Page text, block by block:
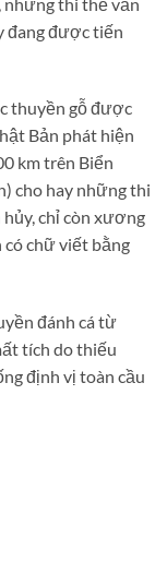
đang được tiến
thuyền gỗ được
Bản phát hiện
km trên Biển
cho hay những thi
chỉ còn xương
chữ viết bằng
đánh cá từ
tích do thiếu
định vị toàn cầu